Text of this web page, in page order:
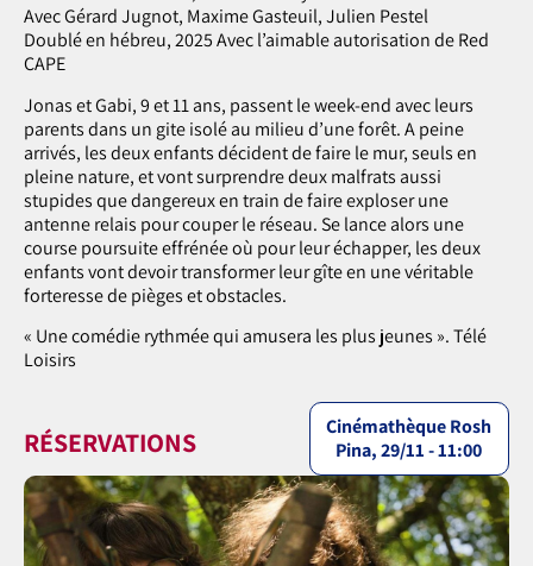
Avec Gérard Jugnot, Maxime Gasteuil, Julien Pestel
Doublé en hébreu, 2025 Avec l’aimable autorisation de Red
CAPE
Jonas et Gabi, 9 et 11 ans, passent le week-end avec leurs
parents dans un gite isolé au milieu d’une forêt. A peine
arrivés, les deux enfants décident de faire le mur, seuls en
pleine nature, et vont surprendre deux malfrats aussi
stupides que dangereux en train de faire exploser une
antenne relais pour couper le réseau. Se lance alors une
course poursuite effrénée où pour leur échapper, les deux
enfants vont devoir transformer leur gîte en une véritable
forteresse de pièges et obstacles.
« Une comédie rythmée qui amusera les plus jeunes ». Télé
Loisirs
RÉSERVATIONS
Cinémathèque Rosh
Pina, 29/11 - 11:00